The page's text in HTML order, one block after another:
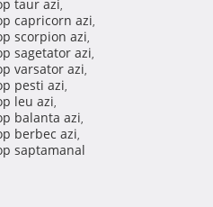
taur azi,
capricorn azi,
scorpion azi,
sagetator azi,
varsator azi,
pesti azi,
leu azi,
balanta azi,
berbec azi,
saptamanal